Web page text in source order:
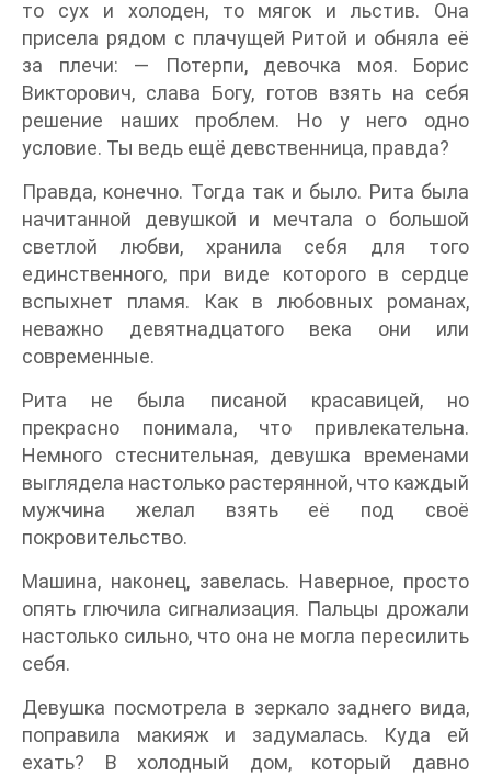
то сух и холоден, то мягок и льстив. Она
присела рядом с плачущей Ритой и обняла её
за плечи: — Потерпи, девочка моя. Борис
Викторович, слава Богу, готов взять на себя
решение наших проблем. Но у него одно
условие. Ты ведь ещё девственница, правда?
Правда, конечно. Тогда так и было. Рита была
начитанной девушкой и мечтала о большой
светлой любви, хранила себя для того
единственного, при виде которого в сердце
вспыхнет пламя. Как в любовных романах,
неважно девятнадцатого века они или
современные.
Рита не была писаной красавицей, но
прекрасно понимала, что привлекательна.
Немного стеснительная, девушка временами
выглядела настолько растерянной, что каждый
мужчина желал взять её под своё
покровительство.
Машина, наконец, завелась. Наверное, просто
опять глючила сигнализация. Пальцы дрожали
настолько сильно, что она не могла пересилить
себя.
Девушка посмотрела в зеркало заднего вида,
поправила макияж и задумалась. Куда ей
ехать? В холодный дом, который давно